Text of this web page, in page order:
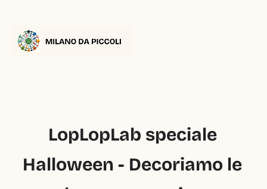
LopLopLab speciale
Halloween - Decoriamo le